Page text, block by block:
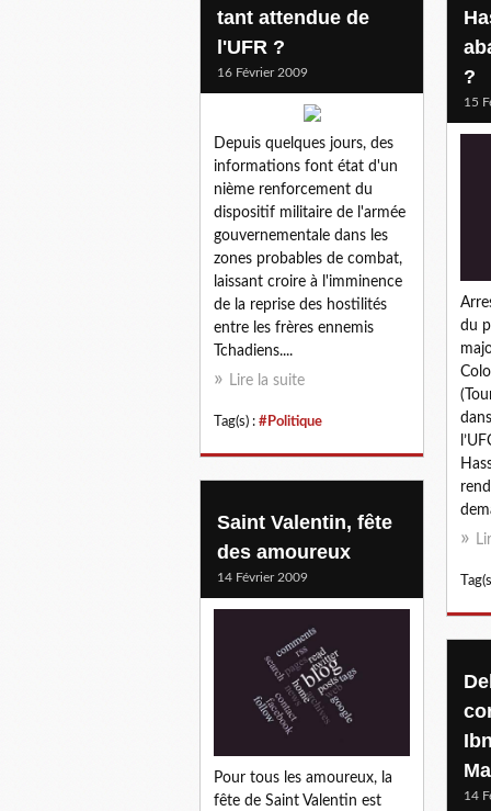
tant attendue de
l'UFR ?
16 Février 2009
Depuis quelques jours, des
informations font état d'un
nième renforcement du
dispositif militaire de l'armée
gouvernementale dans les
zones probables de combat,
laissant croire à l'imminence
de la reprise des hostilités
entre les frères ennemis
Tchadiens....
Lire la suite
Tag(s) : #Politique
?
15
du
Saint Valentin, fête
des amoureux
14 Février 2009
Pour tous les amoureux, la
fête de Saint Valentin est
14